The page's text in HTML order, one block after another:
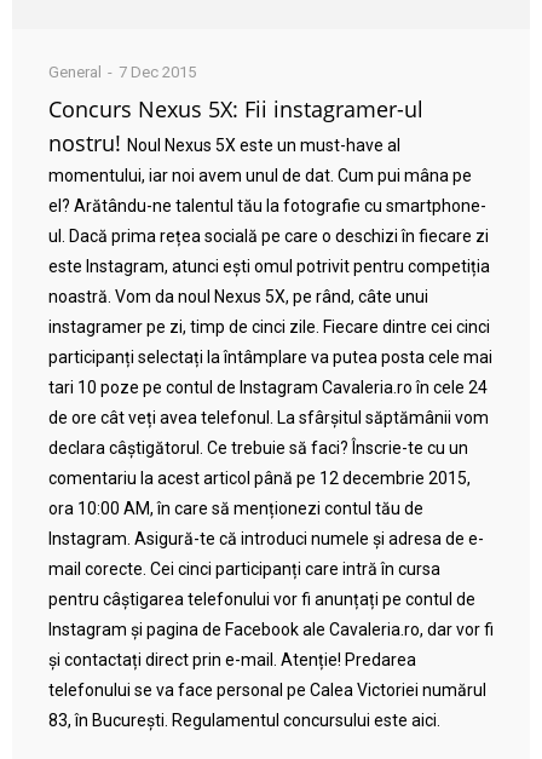
General 7 Dec 2015
Concurs Nexus 5X: Fii instagramer-ul
nostru! Noul Nexus 5X este un must-have al
momentului, iar noi avem unul de dat. Cum pui mâna pe
el? Arătându-ne talentul tău la fotografie cu smartphone-
ul. Dacă prima rețea socială pe care o deschizi în fiecare zi
este Instagram, atunci ești omul potrivit pentru competiția
noastră. Vom da noul Nexus 5X, pe rând, câte unui
instagramer pe zi, timp de cinci zile. Fiecare dintre cei cinci
participanți selectați la întâmplare va putea posta cele mai
tari 10 poze pe contul de Instagram Cavaleria.ro în cele 24
de ore cât veți avea telefonul. La sfârșitul săptămânii vom
declara câștigătorul. Ce trebuie să faci? Înscrie-te cu un
comentariu la acest articol până pe 12 decembrie 2015,
ora 10:00 AM, în care să menționezi contul tău de
Instagram. Asigură-te că introduci numele și adresa de e-
mail corecte. Cei cinci participanți care intră în cursa
pentru câștigarea telefonului vor fi anunțați pe contul de
Instagram și pagina de Facebook ale Cavaleria.ro, dar vor fi
și contactați direct prin e-mail. Atenție! Predarea
telefonului se va face personal pe Calea Victoriei numărul
83, în București. Regulamentul concursului este aici.